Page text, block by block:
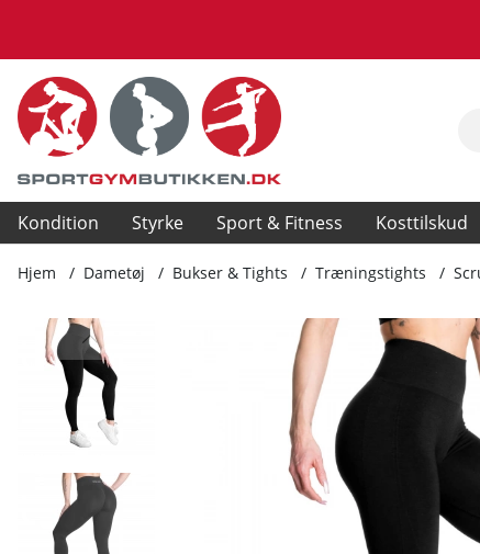
Kondition Styrke Sport & Fitness Kosttilskud
Hjem Dametøj Bukser & Tights Træningstights
Produktbilleder Scrunch Leggings, black